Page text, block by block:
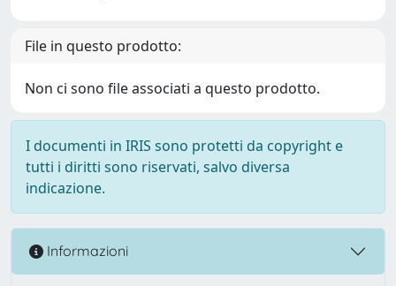
File in questo prodotto:
Non ci sono file associati a questo prodotto.
I documenti in IRIS sono protetti da copyright e
tutti i diritti sono riservati, salvo diversa
indicazione.
Informazioni